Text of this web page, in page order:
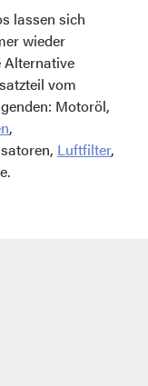
lassen sich
wieder
Alternative
vom
Motoröl,
,
Luftfilter,